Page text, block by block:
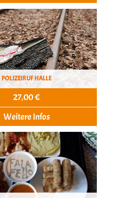
POLIZEIRUF HALLE
27,00 €
Weitere Infos